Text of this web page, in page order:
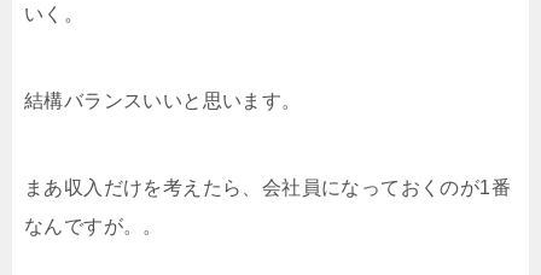
いく。
結構バランスいいと思います。
まあ収入だけを考えたら、会社員になっておくのが1番
なんですが。。